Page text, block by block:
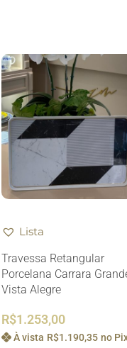
Lista
Travessa Retangular
Porcelana Carrara
Vista Alegre
R$1.253,00
À vista R$1.190,35 no